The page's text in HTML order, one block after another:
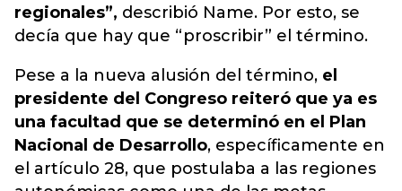
regionales”, describió Name. Por esto, se
decía que hay que “proscribir” el término.
Pese a la nueva alusión del término, el
presidente del Congreso reiteró que ya es
una facultad que se determinó en el Plan
Nacional de Desarrollo, específicamente en
el artículo 28, que postulaba a las regiones